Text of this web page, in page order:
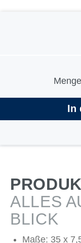
Menge
In
ALLES
BLICK
Maße: 35 x